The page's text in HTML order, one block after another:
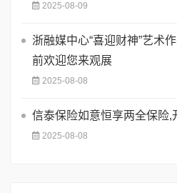
2025-08-09
浙融媒中心“喜迎财神”艺术
前欢迎您来观展
2025-08-08
信泰保险如意恒享两全保险,
2025-08-08